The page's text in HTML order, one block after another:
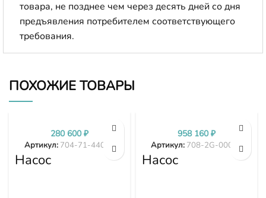
товара, не позднее чем через десять дней со дня
предъявления потребителем соответствующего
требования.
ПОХОЖИЕ ТОВАРЫ
Насос
трансмиссии
Артикул: 704-71-44002
280 600₽
Насос
гидравлики
Артикул: 708-2G-00024
958 160₽